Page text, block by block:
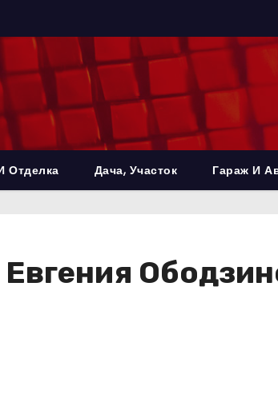
Отделка Дача, Участок Гараж И